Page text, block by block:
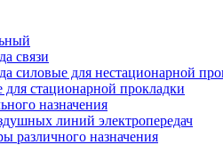
связи
силовые для нестационарной
стационарной прокладки
назначения
линий электропередач
различного назначения